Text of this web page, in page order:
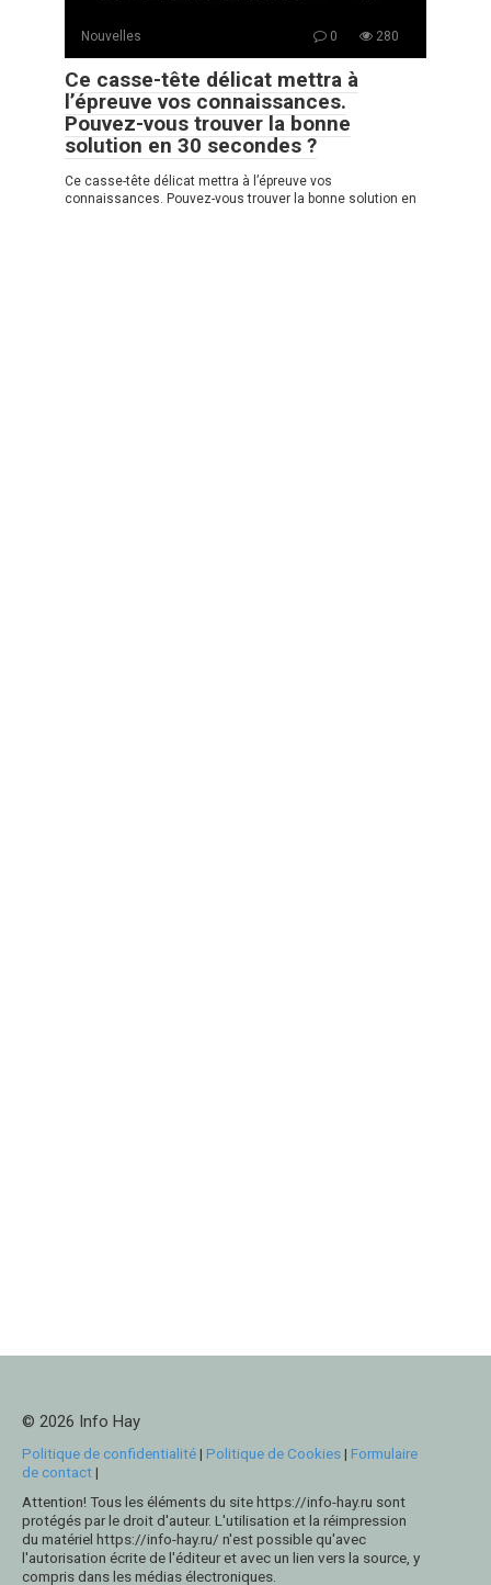
Nouvelles 0 280
Ce casse-tête délicat mettra à
l’épreuve vos connaissances.
Pouvez-vous trouver la bonne
solution en 30 secondes ?
Ce casse-tête délicat mettra à l’épreuve vos
connaissances. Pouvez-vous trouver la bonne solution en
© 2026 Info Hay
Politique de confidentialité| Politique de Cookies| Formulaire
de contact|
Attention! Tous les éléments du site https://info-hay.ru sont
protégés par le droit d'auteur. L'utilisation et la réimpression
du matériel https://info-hay.ru/ n'est possible qu'avec
l'autorisation écrite de l'éditeur et avec un lien vers la source, y
compris dans les médias électroniques.